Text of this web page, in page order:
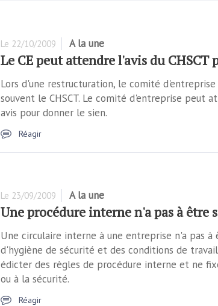
Le 22/10/2009 A la une
Le CE peut attendre l'avis du CHSCT
Lors d'une restructuration, le comité
souvent le CHSCT. Le comité d'entreprise peut
avis pour donner le sien.
Réagir
Le 23/09/2009 A la une
Une procédure interne n'a pas à être
Une circulaire interne à une entreprise n'a pas à
d'hygiène de sécurité et des conditions de
édicter des règles de procédure interne et ne
ou à la sécurité.
Réagir